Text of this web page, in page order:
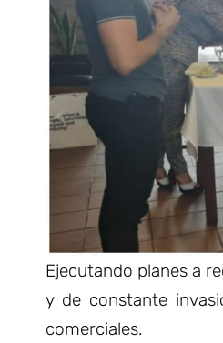
Ejecutando planes a
y de constante
comerciales.